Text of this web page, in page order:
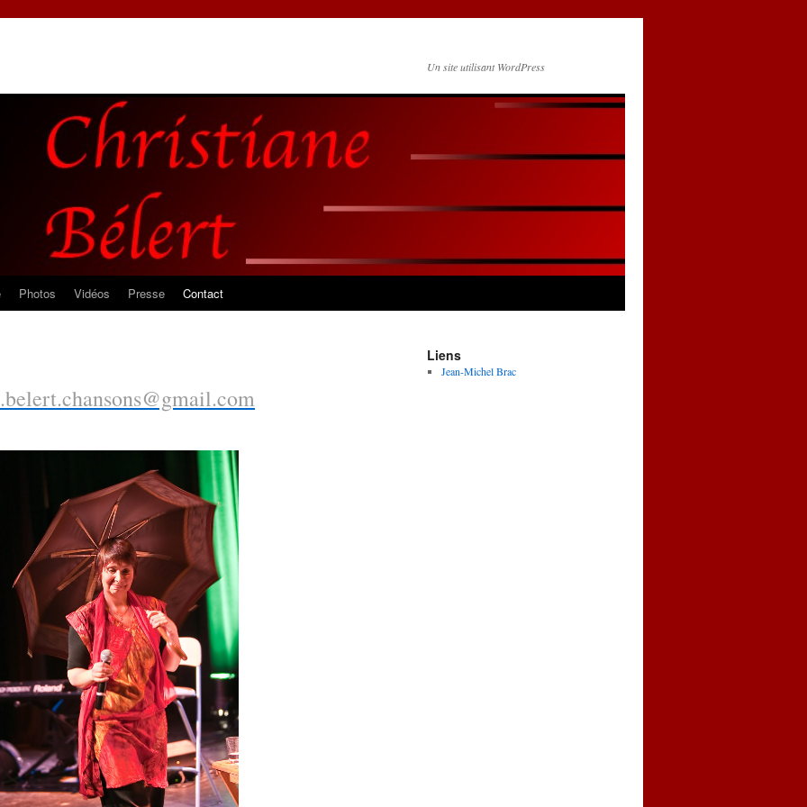
Un site utilisant WordPress
Photos Vidéos Presse Contact
Liens
Jean-Michel Brac